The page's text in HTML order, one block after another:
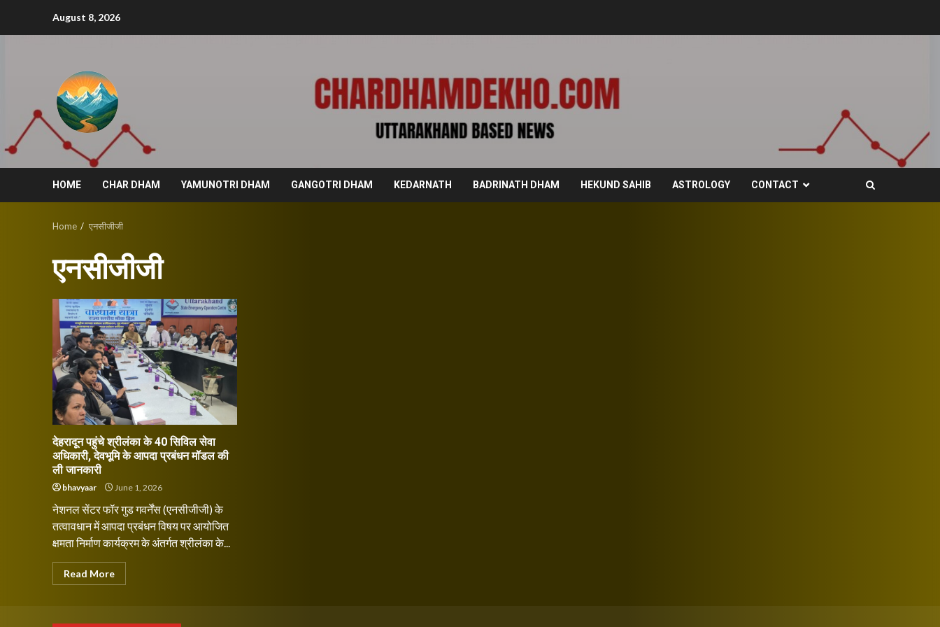
August 8, 2026
HOME CHAR DHAM YAMUNOTRI DHAM GANGOTRI DHAM KEDARNATH BADRINATH DHAM HEKUND SAHIB ASTROLOGY CONTACT
Home एनसीजीजी
एनसीजीजी
देहरादून पहुंचे श्रीलंका के 40 सिविल सेवा
अधिकारी, देवभूमि के आपदा प्रबंधन मॉडल की
ली जानकारी
bhavyaar June 1, 2026
नेशनल सेंटर फॉर गुड गवर्नेंस (एनसीजीजी) के
तत्वावधान में आपदा प्रबंधन विषय पर आयोजित
क्षमता निर्माण कार्यक्रम के अंतर्गत श्रीलंका के...
Read More